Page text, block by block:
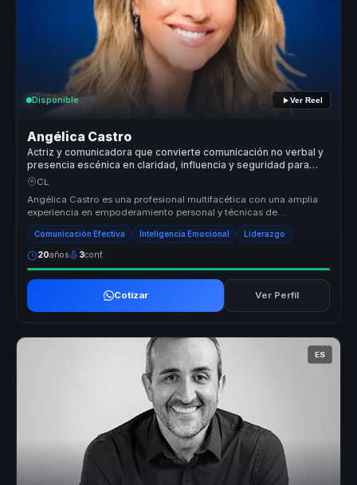
Disponible Ver Reel
Angélica Castro
Actriz y comunicadora que convierte comunicación no verbal y
presencia escénica en claridad, influencia y seguridad para
líderes y voceros.
CL
Angélica Castro es una profesional multifacética con una amplia
experiencia en empoderamiento personal y técnicas de
reprogramación menta...
Comunicación Efectiva Inteligencia Emocional Liderazgo
20años 3conf.
Cotizar Ver Perfil
ES